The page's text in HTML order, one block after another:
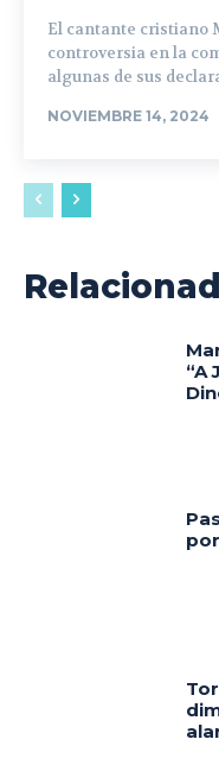
El cantante cristiano
controversia en la
algunas de sus
NOVIEMBRE 14, 2024
“A